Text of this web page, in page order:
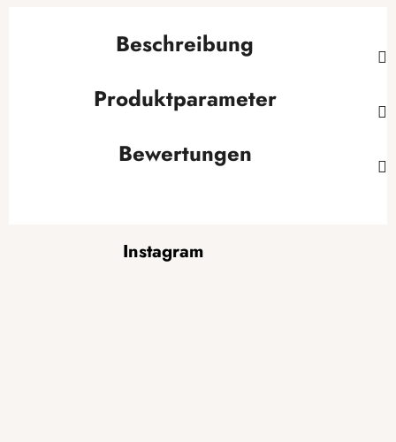
Beschreibung
Produktparameter
Bewertungen
Instagram